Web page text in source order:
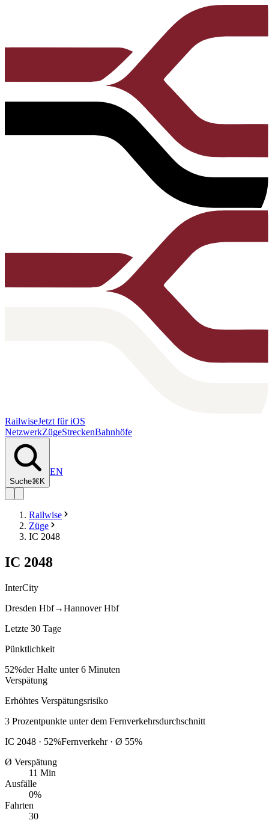
RailwiseJetzt für iOS
NetzwerkZügeStreckenBahnhöfe
Suche⌘K
EN
Railwise
Züge
IC 2048
IC 2048
InterCity
Dresden Hbf→Hannover Hbf
Letzte 30 Tage
Pünktlichkeit
52%der Halte unter 6 Minuten
Verspätung
Erhöhtes Verspätungsrisiko
3 Prozentpunkte unter dem Fernverkehrsdurchschnitt
IC 2048 · 52%Fernverkehr · Ø 55%
Ø Verspätung
11 Min
Ausfälle
0%
Fahrten
30